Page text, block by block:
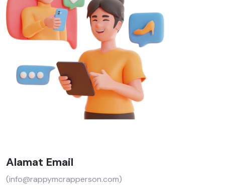
Alamat Email
(info@rappymcrapperson.com)